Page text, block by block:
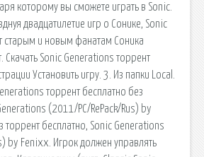
которому вы сможете играть в Sonic.
двадцатилетие игр о Сонике, Sonic
старым и новым фанатам Соника
Sonic Generations торрент
Установить игру. 3. Из папки Local.
торрент бесплатно без
(2011/PC/RePack/Rus) by
торрент бесплатно, Sonic Generations
by Fenixx. Игрок должен управлять